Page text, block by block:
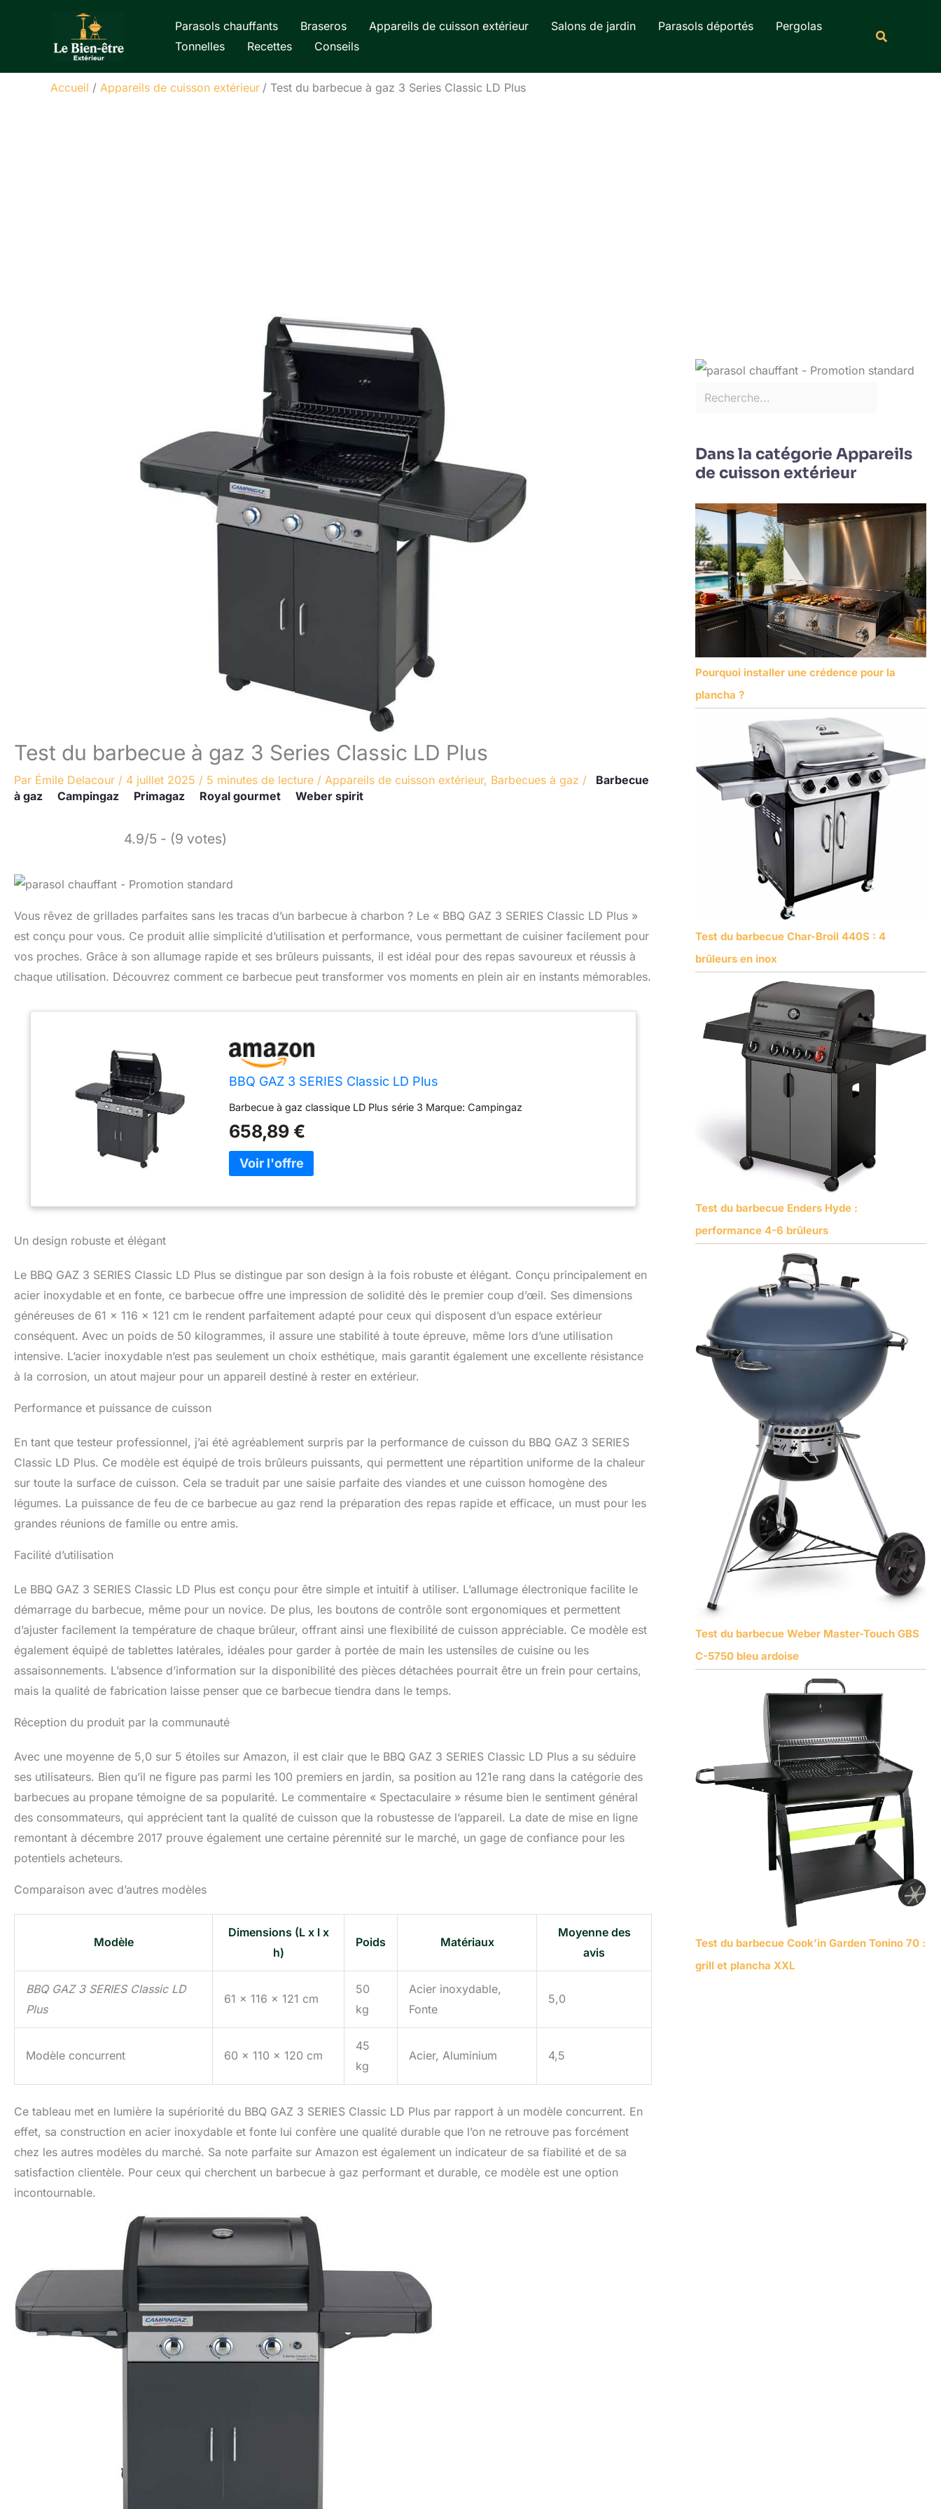
Parasols chauffants Braseros Appareils de cuisson extérieur Salons de jardin Parasols déportés
Pergolas
Tonnelles
Recettes Conseils
Accueil Appareils de cuisson extérieur Test du barbecue à gaz 3 Series Classic LD Plus
Test du barbecue à gaz 3 Series Classic LD Plus
Par Émile Delacour / 4 juillet 2025 / 5 minutes de lecture / Appareils de cuisson extérieur, Barbecues à gaz /
Barbecue
à gaz
Campingaz Primagaz Royal gourmet Weber spirit
4.9/5 - (9 votes)
Vous rêvez de grillades parfaites sans les tracas d’un barbecue à charbon ? Le « BBQ GAZ 3 SERIES Classic LD Plus »
est conçu pour vous. Ce produit allie simplicité d’utilisation et performance, vous permettant de cuisiner facilement pour
vos proches. Grâce à son allumage rapide et ses brûleurs puissants, il est idéal pour des repas savoureux et réussis à
chaque utilisation. Découvrez comment ce barbecue peut transformer vos moments en plein air en instants mémorables.
BBQ GAZ 3 SERIES Classic LD Plus
Barbecue à gaz classique LD Plus série 3 Marque: Campingaz
658,89 €
Un design robuste et élégant
Le BBQ GAZ 3 SERIES Classic LD Plus se distingue par son design à la fois robuste et élégant. Conçu principalement en
acier inoxydable et en fonte, ce barbecue offre une impression de solidité dès le premier coup d’œil. Ses dimensions
généreuses de 61 x 116 x 121 cm le rendent parfaitement adapté pour ceux qui disposent d’un espace extérieur
conséquent. Avec un poids de 50 kilogrammes, il assure une stabilité à toute épreuve, même lors d’une utilisation
intensive. L’acier inoxydable n’est pas seulement un choix esthétique, mais garantit également une excellente résistance
à la corrosion, un atout majeur pour un appareil destiné à rester en extérieur.
Performance et puissance de cuisson
En tant que testeur professionnel, j’ai été agréablement surpris par la performance de cuisson du BBQ GAZ 3 SERIES
Classic LD Plus. Ce modèle est équipé de trois brûleurs puissants, qui permettent une répartition uniforme de la chaleur
sur toute la surface de cuisson. Cela se traduit par une saisie parfaite des viandes et une cuisson homogène des
légumes. La puissance de feu de ce barbecue au gaz rend la préparation des repas rapide et efficace, un must pour les
grandes réunions de famille ou entre amis.
Facilité d’utilisation
Le BBQ GAZ 3 SERIES Classic LD Plus est conçu pour être simple et intuitif à utiliser. L’allumage électronique facilite le
démarrage du barbecue, même pour un novice. De plus, les boutons de contrôle sont ergonomiques et permettent
d’ajuster facilement la température de chaque brûleur, offrant ainsi une flexibilité de cuisson appréciable. Ce modèle est
également équipé de tablettes latérales, idéales pour garder à portée de main les ustensiles de cuisine ou les
assaisonnements. L’absence d’information sur la disponibilité des pièces détachées pourrait être un frein pour certains,
mais la qualité de fabrication laisse penser que ce barbecue tiendra dans le temps.
Réception du produit par la communauté
Avec une moyenne de 5,0 sur 5 étoiles sur Amazon, il est clair que le BBQ GAZ 3 SERIES Classic LD Plus a su séduire
ses utilisateurs. Bien qu’il ne figure pas parmi les 100 premiers en jardin, sa position au 121e rang dans la catégorie des
barbecues au propane témoigne de sa popularité. Le commentaire « Spectaculaire » résume bien le sentiment général
des consommateurs, qui apprécient tant la qualité de cuisson que la robustesse de l’appareil. La date de mise en ligne
remontant à décembre 2017 prouve également une certaine pérennité sur le marché, un gage de confiance pour les
potentiels acheteurs.
Comparaison avec d’autres modèles
Modèle
Dimensions (L x l x
h)
Poids Matériaux
Moyenne des
avis
BBQ GAZ 3 SERIES Classic LD
Plus
61 x 116 x 121 cm
50
kg
Acier inoxydable,
Fonte
5,0
Modèle concurrent 60 x 110 x 120 cm
45
kg
Acier, Aluminium 4,5
Ce tableau met en lumière la supériorité du BBQ GAZ 3 SERIES Classic LD Plus par rapport à un modèle concurrent. En
effet, sa construction en acier inoxydable et fonte lui confère une qualité durable que l’on ne retrouve pas forcément
chez les autres modèles du marché. Sa note parfaite sur Amazon est également un indicateur de sa fiabilité et de sa
satisfaction clientèle. Pour ceux qui cherchent un barbecue à gaz performant et durable, ce modèle est une option
incontournable.
Dans la catégorie Appareils
de cuisson extérieur
Pourquoi installer une crédence pour la
plancha ?
Test du barbecue Char-Broil 440S : 4
brûleurs en inox
Test du barbecue Enders Hyde :
performance 4-6 brûleurs
Test du barbecue Weber Master-Touch GBS
C-5750 bleu ardoise
Test du barbecue Cook’in Garden Tonino 70 :
grill et plancha XXL